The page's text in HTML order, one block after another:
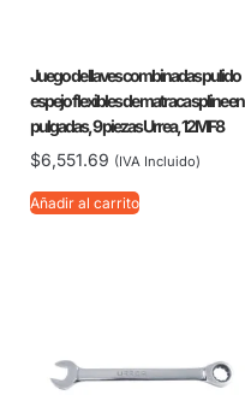
Juego de llaves combinadas pulido
espejo flexibles de matraca spline en
pulgadas, 9 piezas Urrea, 12MF8
$6,551.69 (IVA Incluido)
Añadir al carrito